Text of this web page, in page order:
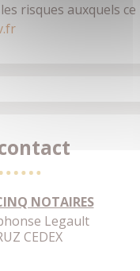
risques auxquels
NOTAIRES
Legault
CEDEX